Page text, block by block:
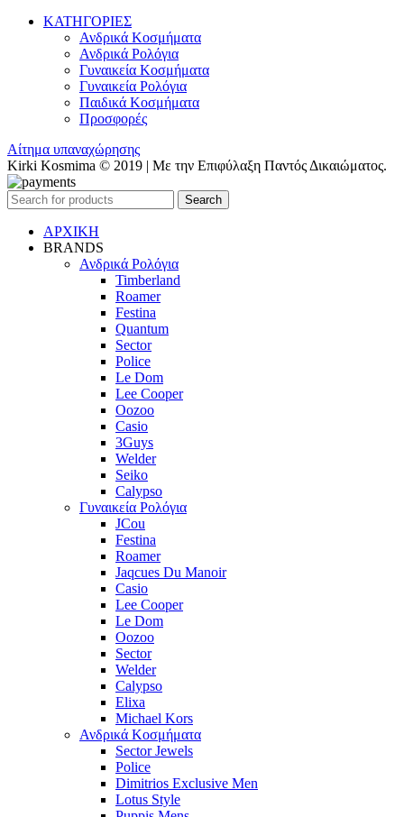
ΚΑΤΗΓΟΡΙΕΣ
Ανδρικά Κοσμήματα
Ανδρικά Ρολόγια
Γυναικεία Κοσμήματα
Γυναικεία Ρολόγια
Παιδικά Κοσμήματα
Προσφορές
Αίτημα υπαναχώρησης
Kirki Kosmima © 2019 | Με την Επιφύλαξη Παντός Δικαιώματος.
Search
ΑΡΧΙΚΗ
BRANDS
Ανδρικά Ρολόγια
Timberland
Roamer
Festina
Quantum
Sector
Police
Le Dom
Lee Cooper
Oozoo
Casio
3Guys
Welder
Seiko
Calypso
Γυναικεία Ρολόγια
JCou
Festina
Roamer
Jaqcues Du Manoir
Casio
Lee Cooper
Le Dom
Oozoo
Sector
Welder
Calypso
Elixa
Michael Kors
Ανδρικά Κοσμήματα
Sector Jewels
Police
Dimitrios Exclusive Men
Lotus Style